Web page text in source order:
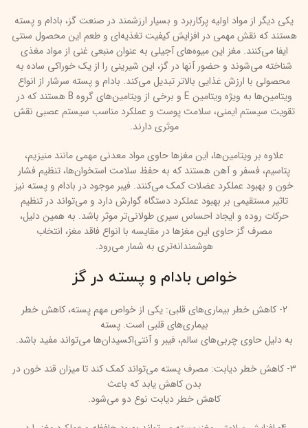
یکی دیگر از مواد اولیه پرکاربرد و بسیار ارزشمند در صنعت گز، بادام و پسته
هستند که نقش مهمی در افزایش کیفیت تغذیه‌ای و طعم این محصول سنتی
ایفا می‌کنند. مغز این میوه‌های آجیلی به عنوان منبعی غنی از مواد مغذی
شناخته می‌شوند و حضور آنها در گز، این شیرینی را از یک خوراکی ساده به
محصولی با ارزش غذایی بالاتر تبدیل می‌کند. بادام و پسته سرشار از انواع
ویتامین‌ها به ویژه ویتامین E و برخی از ویتامین‌های گروه B هستند که در
تقویت سیستم ایمنی، سلامت پوست و عملکرد مناسب سیستم عصبی نقش
موثری دارند.
علاوه بر ویتامین‌ها، این مغزها حاوی مواد معدنی مهمی مانند منیزیم،
پتاسیم، فسفر و آهن هستند که به حفظ سلامت استخوان‌ها، تنظیم فشار
خون و بهبود عملکرد عضلات کمک می‌کنند. فیبر موجود در بادام و پسته نیز
تاثیر مستقیمی بر بهبود عملکرد دستگاه گوارش دارد و می‌تواند در تنظیم
حرکات روده و ایجاد احساس سیری طولانی‌تر موثر باشد. به همین دلیل،
مصرف گز حاوی این مغزها در مقایسه با انواع فاقد مغز، انتخاب
هوشمندانه‌تری به شمار می‌رود.
خواص بادام و پسته در گز
2- کاهش خطر بیماری‌های قلبی: یکی از خواص مهم پسته، کاهش خطر
بیماری‌های قلبی است. پسته
به دلیل حاوی چربی‌های سالم، فیبر و آنتی‌اکسیدان‌ها می‌تواند مفید باشد.
3- کاهش خطر دیابت: مصرف پسته می‌تواند کمک کند تا میزان قند خون در
بدن کاهش یابد که باعث
کاهش خطر دیابت نوع دو می‌شود.